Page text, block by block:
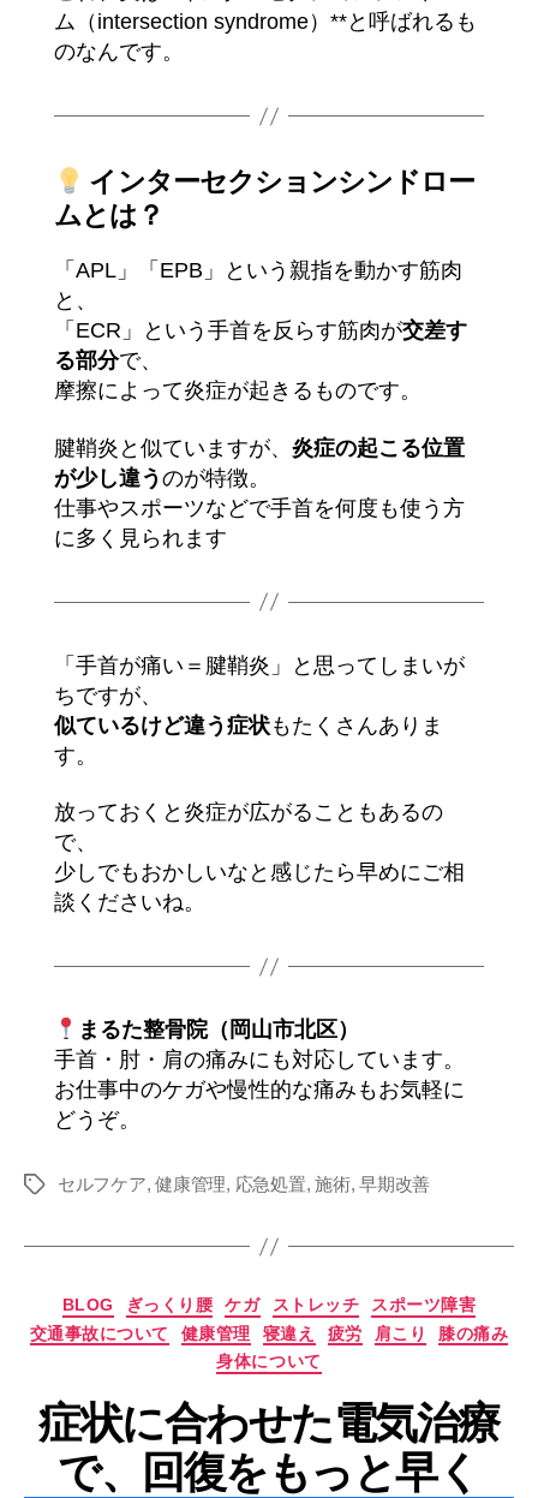
ム（intersection syndrome）**と呼ばれるも
のなんです。
インターセクションシンドロー
ムとは？
「APL」「EPB」という親指を動かす筋肉
と、
「ECR」という手首を反らす筋肉が交差す
る部分で、
摩擦によって炎症が起きるものです。
腱鞘炎と似ていますが、 炎症の起こる位置
が少し違う のが特徴。
仕事やスポーツなどで手首を何度も使う方
に多く見られます
「手首が痛い＝腱鞘炎」と思ってしまいが
ちですが、
似ているけど違う症状もたくさんありま
す。
放っておくと炎症が広がることもあるの
で、
少しでもおかしいなと感じたら早めにご相
談くださいね。
まるた整骨院（岡山市北区）
手首・肘・肩の痛みにも対応しています。
お仕事中のケガや慢性的な痛みもお気軽に
どうぞ。
タ
セルフケア,健康管理, 応急処置,施術,早期改善
カ
テ
ゴ
リ
ー
BLOG ぎっくり腰 ケガ ストレッチ
スポーツ障害
交通事故について
健康管理 寝違え 疲労 肩こり
膝の痛み
身体について
症状に合わせた電気治療
で、回復をもっと早く